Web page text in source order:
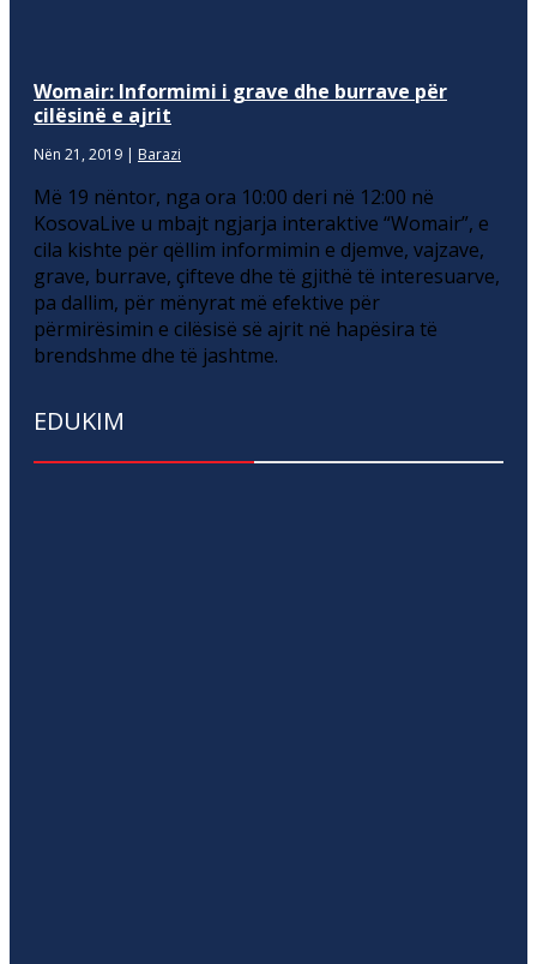
Womair: Informimi i grave dhe burrave për
cilësinë e ajrit
Nën 21, 2019 | Barazi
Më 19 nëntor, nga ora 10:00 deri në 12:00 në
KosovaLive u mbajt ngjarja interaktive “Womair”, e
cila kishte për qëllim informimin e djemve, vajzave,
grave, burrave, çifteve dhe të gjithë të interesuarve,
pa dallim, për mënyrat më efektive për
përmirësimin e cilësisë së ajrit në hapësira të
brendshme dhe të jashtme.
EDUKIM